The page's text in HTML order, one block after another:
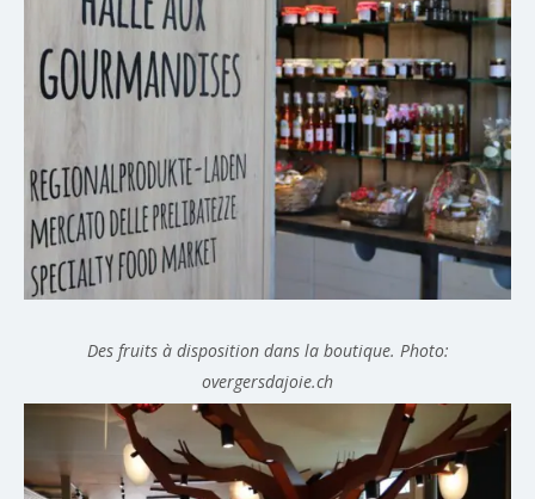
Des fruits à disposition dans la boutique. Photo:
overgersdajoie.ch